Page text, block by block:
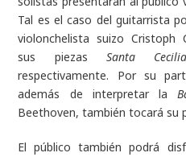
Tal es el caso del guitarrista
violonchelista suizo Cristoph
sus piezas Santa Cecilia
respectivamente. Por su
además de interpretar la
Beethoven, también tocará su
El público también podrá